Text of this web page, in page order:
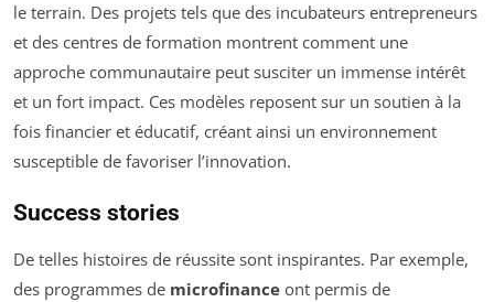
le terrain. Des projets tels que des incubateurs entrepreneurs
et des centres de formation montrent comment une
approche communautaire peut susciter un immense intérêt
et un fort impact. Ces modèles reposent sur un soutien à la
fois financier et éducatif, créant ainsi un environnement
susceptible de favoriser l’innovation.
Success stories
De telles histoires de réussite sont inspirantes. Par exemple,
des programmes de microfinance ont permis de